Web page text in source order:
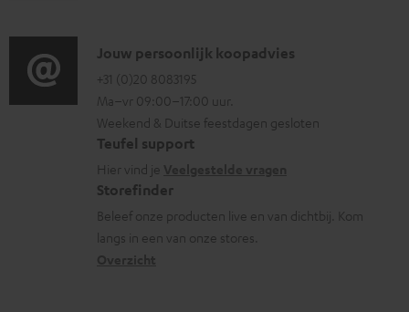
e
n
r
m
a
t
i
e
e
i
n
f
o
r
m
a
i
o
g
l
o
s
s
a
C
o
n
t
a
c
t
i
Jouw persoonlijk koopadvies
+31 (0)20 8083195
Ma–vr 09:00–17:00 uur.
Weekend & Duitse feestdagen gesloten
Teufel support
Hier vind je
Storefinder
Beleef onze producten live en van dichtbij. Kom
langs in een van onze stores.